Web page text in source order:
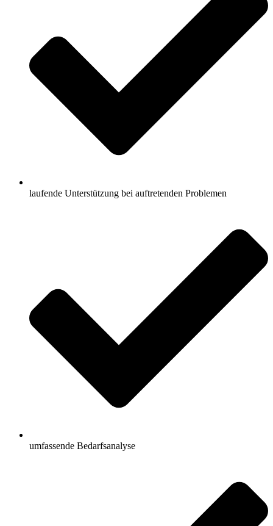
laufende Unterstützung bei auftretenden Problemen
umfassende Bedarfsanalyse